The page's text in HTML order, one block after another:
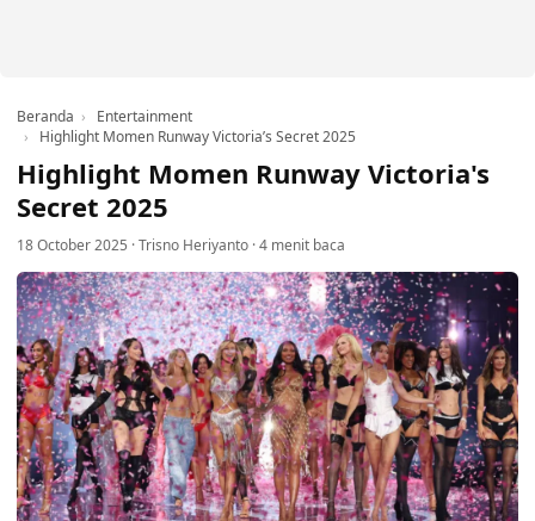
Beranda
Entertainment
Highlight Momen Runway Victoria’s Secret 2025
Highlight Momen Runway Victoria's
Secret 2025
18 October 2025 ·Trisno Heriyanto ·4 menit baca